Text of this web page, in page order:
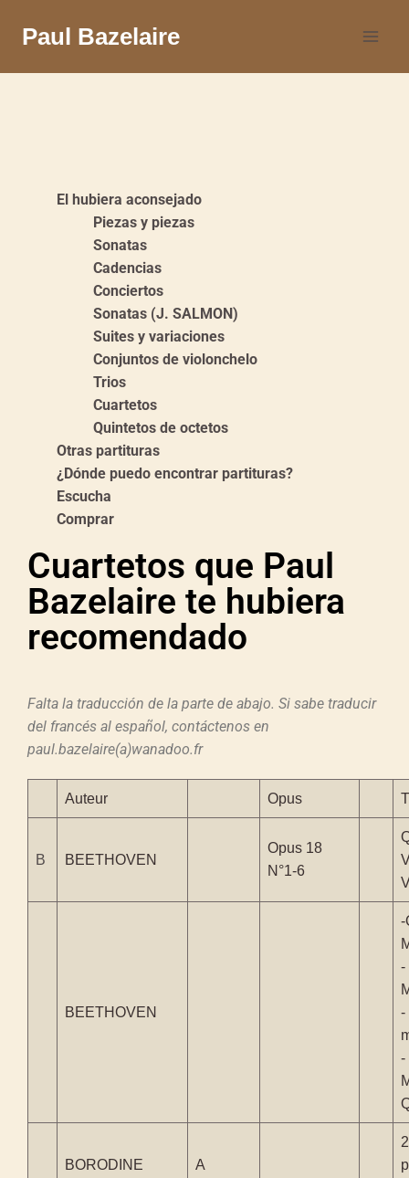
Paul Bazelaire
El hubiera aconsejado
Piezas y piezas
Sonatas
Cadencias
Conciertos
Sonatas (J. SALMON)
Suites y variaciones
Conjuntos de violonchelo
Trios
Cuartetos
Quintetos de octetos
Otras partituras
¿Dónde puedo encontrar partituras?
Escucha
Comprar
Cuartetos que Paul
Bazelaire te hubiera
recomendado
Falta la traducción de la parte de abajo. Si sabe traducir
del francés al español, contáctenos en
paul.bazelaire(a)wanadoo.fr
Auteur Opus
B BEETHOVEN
Opus 18
N°1-6
BEETHOVEN
-
-
-
-
BORODINE A